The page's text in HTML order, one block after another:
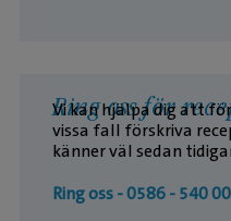
Ring oss för
Vi kan hjälpa dig att
vissa fall förskriva
känner väl sedan
Ring oss - 0586 - 540 00